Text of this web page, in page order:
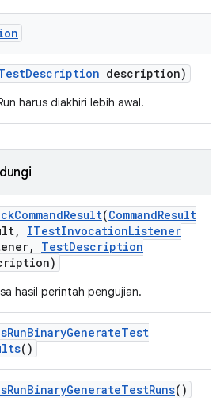
Description description)
harus diakhiri lebih awal.
CommandResult(CommandResult
, ITestInvocationListener
, TestDescription
hasil perintah pengujian.
RunBinaryGenerateTest
()
RunBinaryGenerateTestRuns()